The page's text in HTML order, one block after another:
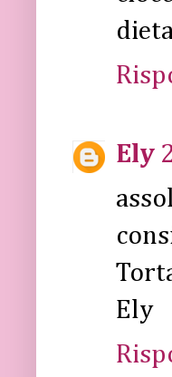
Ely
Ely